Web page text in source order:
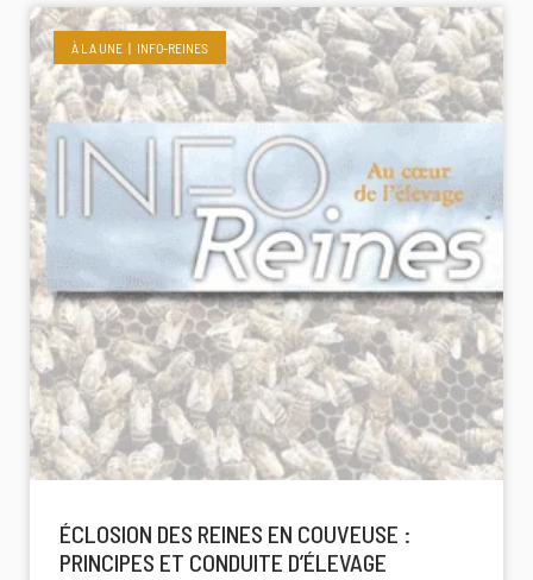
À LA UNE INFO-REINES
ÉCLOSION DES REINES EN COUVEUSE :
PRINCIPES ET CONDUITE D’ÉLEVAGE